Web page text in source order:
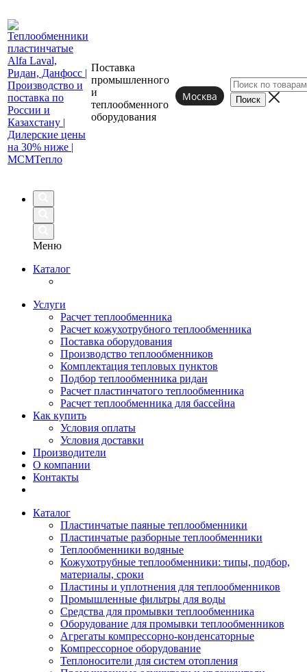
Поставка
промышленного
и
теплообменного
оборудования
Москва
Меню
Каталог
Услуги
Расчет теплообменника
Расчет кожухотрубного теплообменника
Поставка оборудования
Производство теплообменников
Комплектация тепловых пунктов
Подбор теплообменника ридан
Расчет пластинчатого теплообменника
Расчет теплообменника для бассейна
Как купить
Условия оплаты
Условия доставки
Производители
О компании
Контакты
Каталог
Пластинчатые паяные теплообменники
Пластинчатые разборные теплообменники
Теплообменники водяные
Кожухотрубные теплообменники: типы, подбор,
материалы, сроки
Пластины и уплотнения для теплообменников
Промышленные фильтры для воды
Средства для промывки теплообменника
Оборудование для промывки теплообменников
Агрегаты компрессорно-конденсаторные
Компрессорное оборудование
Теплоносители для систем отопления